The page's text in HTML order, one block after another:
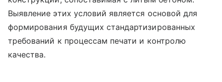
Выявление этих условий является основой для
формирования будущих стандартизированных
требований к процессам печати и контролю
качества.